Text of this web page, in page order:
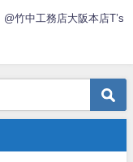
@竹中工務店大阪本店T’s